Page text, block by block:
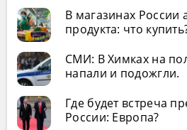
В магазинах России
продукта: что
СМИ: В Химках на
напали и подожгли.
Где будет встреча
России: Европа?